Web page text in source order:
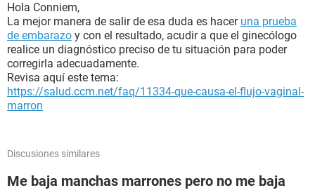
Hola Conniem,
La mejor manera de salir de esa duda es hacer una prueba
de embarazo y con el resultado, acudir a que el ginecólogo
realice un diagnóstico preciso de tu situación para poder
corregirla adecuadamente.
Revisa aquí este tema:
https://salud.ccm.net/faq/11334-que-causa-el-flujo-vaginal-
marron
Discusiones similares
Me baja manchas marrones pero no me baja